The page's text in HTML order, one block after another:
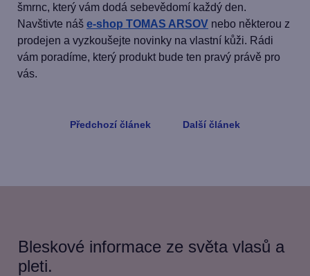
šmrnc, který vám dodá sebevědomí každý den.
Navštivte náš e-shop TOMAS ARSOV nebo některou z
prodejen a vyzkoušejte novinky na vlastní kůži. Rádi
vám poradíme, který produkt bude ten pravý právě pro
vás.
Předchozí článek Další článek
Bleskové informace ze světa vlasů a
pleti.